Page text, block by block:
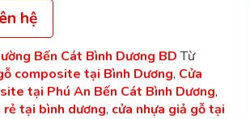
hệ
Bến Cát Bình Dương BD Từ
composite tại Bình Dương, Cửa
tại Phú An Bến Cát Bình Dương,
rẻ tại bình dương, cửa nhựa giả gỗ tại